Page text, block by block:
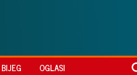
BIJEG OGLASI